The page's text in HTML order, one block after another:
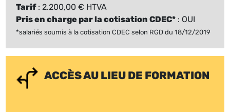
Tarif: 2.200,00 € HTVA
Pris en charge par la cotisation CDEC* : OUI
*salariés soumis à la cotisation CDEC selon RGD du 18/12/2019
ACCÈS AU LIEU DE FORMATION